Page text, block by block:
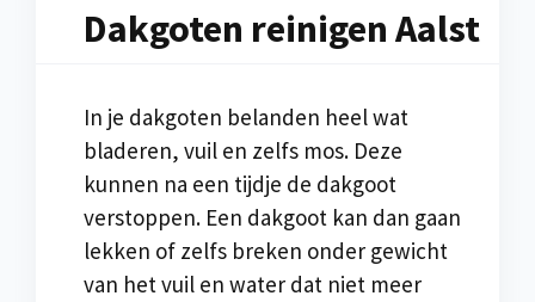
Dakgoten reinigen Aalst
In je dakgoten belanden heel wat
bladeren, vuil en zelfs mos. Deze
kunnen na een tijdje de dakgoot
verstoppen. Een dakgoot kan dan gaan
lekken of zelfs breken onder gewicht
van het vuil en water dat niet meer